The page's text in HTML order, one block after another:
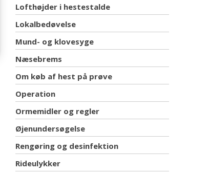
Lofthøjder i hestestalde
Lokalbedøvelse
Mund- og klovesyge
Næsebrems
Om køb af hest på prøve
Operation
Ormemidler og regler
Øjenundersøgelse
Rengøring og desinfektion
Rideulykker